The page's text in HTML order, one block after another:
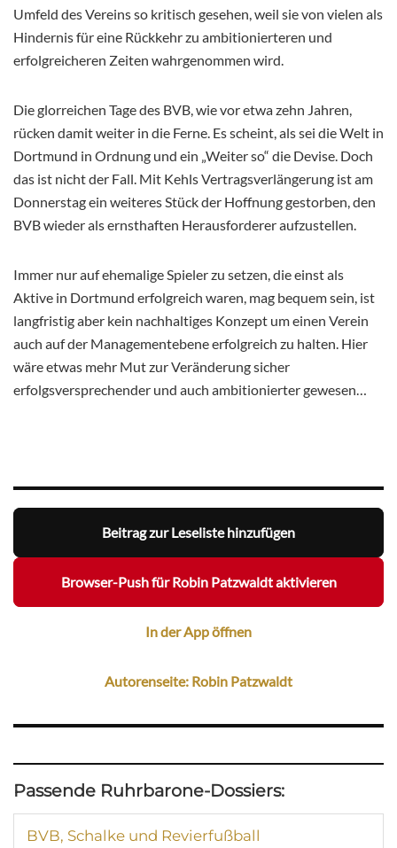
Umfeld des Vereins so kritisch gesehen, weil sie von vielen als
Hindernis für eine Rückkehr zu ambitionierteren und
erfolgreicheren Zeiten wahrgenommen wird.
Die glorreichen Tage des BVB, wie vor etwa zehn Jahren,
rücken damit weiter in die Ferne. Es scheint, als sei die Welt in
Dortmund in Ordnung und ein „Weiter so“ die Devise. Doch
das ist nicht der Fall. Mit Kehls Vertragsverlängerung ist am
Donnerstag ein weiteres Stück der Hoffnung gestorben, den
BVB wieder als ernsthaften Herausforderer aufzustellen.
Immer nur auf ehemalige Spieler zu setzen, die einst als
Aktive in Dortmund erfolgreich waren, mag bequem sein, ist
langfristig aber kein nachhaltiges Konzept um einen Verein
auch auf der Managementebene erfolgreich zu halten. Hier
wäre etwas mehr Mut zur Veränderung sicher
erfolgsversprechender und auch ambitionierter gewesen…
Beitrag zur Leseliste hinzufügen
Browser-Push für Robin Patzwaldt aktivieren
In der App öffnen
Autorenseite: Robin Patzwaldt
Passende Ruhrbarone-Dossiers:
BVB, Schalke und Revierfußball